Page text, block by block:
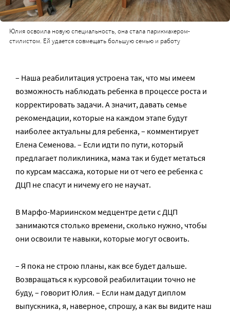
Юлия освоила новую специальность, она стала парикмахером-
стилистом. Ей удается совмещать большую семью и работу
– Наша реабилитация устроена так, что мы имеем
возможность наблюдать ребенка в процессе роста и
корректировать задачи. А значит, давать семье
рекомендации, которые на каждом этапе будут
наиболее актуальны для ребенка, – комментирует
Елена Семенова. – Если идти по пути, который
предлагает поликлиника, мама так и будет метаться
по курсам массажа, которые ни от чего ее ребенка с
ДЦП не спасут и ничему его не научат.
В Марфо-Мариинском медцентре дети с ДЦП
занимаются столько времени, сколько нужно, чтобы
они освоили те навыки, которые могут освоить.
– Я пока не строю планы, как все будет дальше.
Возвращаться к курсовой реабилитации точно не
буду, – говорит Юлия. – Если нам дадут диплом
выпускника, я, наверное, спрошу, а как вы видите наш